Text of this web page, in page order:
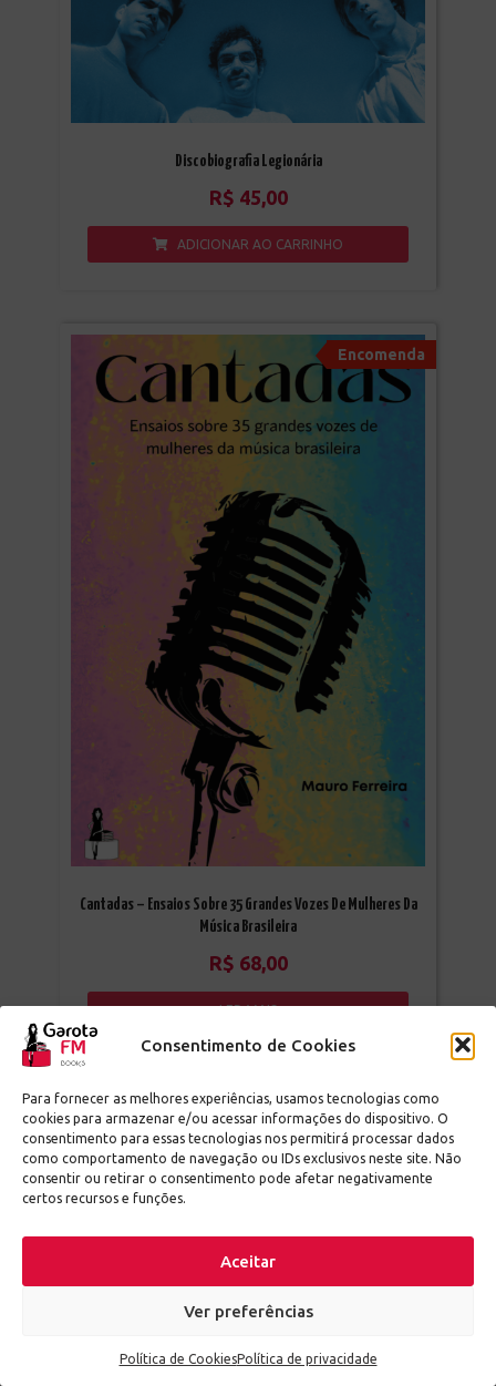
Consentimento de Cookies
Para fornecer as melhores experiências, usamos tecnologias como
cookies para armazenar e/ou acessar informações do dispositivo. O
consentimento para essas tecnologias nos permitirá processar dados
como comportamento de navegação ou IDs exclusivos neste site. Não
consentir ou retirar o consentimento pode afetar negativamente
certos recursos e funções.
Aceitar
Ver preferências
Política de CookiesPolítica de privacidade
Discobiografia Legionária
R$ 45,00
ADICIONAR AO CARRINHO
Encomenda
Cantadas – Ensaios Sobre 35 Grandes Vozes De Mulheres Da
Música Brasileira
R$ 68,00
LER MAIS
Encomenda